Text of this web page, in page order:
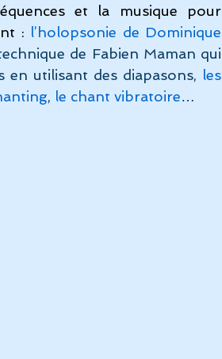
et la musique pour
: l’holopsonie de Dominique
de Fabien Maman qui
en utilisant des diapasons, les
, le chant vibratoire…